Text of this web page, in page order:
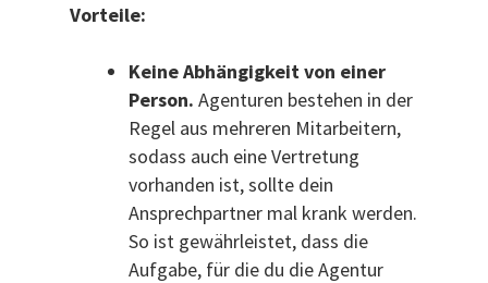
Vorteile:
Keine Abhängigkeit von einer
Person. Agenturen bestehen in der
Regel aus mehreren Mitarbeitern,
sodass auch eine Vertretung
vorhanden ist, sollte dein
Ansprechpartner mal krank werden.
So ist gewährleistet, dass die
Aufgabe, für die du die Agentur